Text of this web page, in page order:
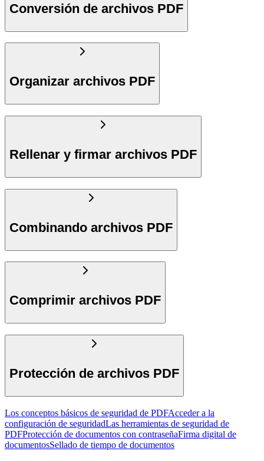
Conversión de archivos PDF
Organizar archivos PDF
Rellenar y firmar archivos PDF
Combinando archivos PDF
Comprimir archivos PDF
Protección de archivos PDF
Los conceptos básicos de seguridad de PDFAcceder a la
configuración de seguridadLas herramientas de seguridad de
PDFProtección de documentos con contraseñaFirma digital de
documentosSellado de tiempo de documentos